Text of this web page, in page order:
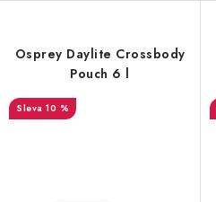
Osprey Daylite Crossbody
Pouch 6 l
10 %